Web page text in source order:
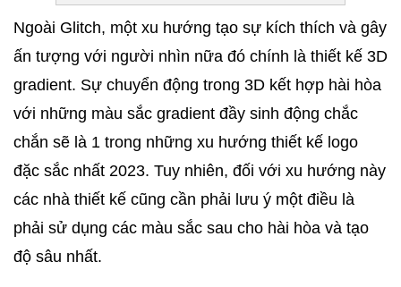
Ngoài Glitch, một xu hướng tạo sự kích thích và gây
ấn tượng với người nhìn nữa đó chính là thiết kế 3D
gradient. Sự chuyển động trong 3D kết hợp hài hòa
với những màu sắc gradient đầy sinh động chắc
chắn sẽ là 1 trong những xu hướng thiết kế logo
đặc sắc nhất 2023. Tuy nhiên, đối với xu hướng này
các nhà thiết kế cũng cần phải lưu ý một điều là
phải sử dụng các màu sắc sau cho hài hòa và tạo
độ sâu nhất.